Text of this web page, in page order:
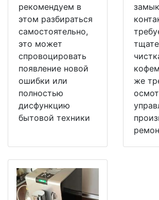
рекомендуем в
этом разбираться
самостоятельно,
это может
спровоцировать
появление новой
ошибки или
полностью
дисфункцию
бытовой техники
же